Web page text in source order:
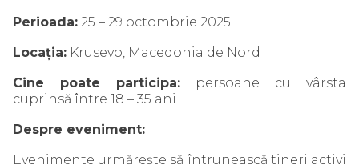
Perioada: 25 – 29 octombrie 2025
Locația: Krusevo, Macedonia de Nord
Cine poate participa: persoane cu vârsta
cuprinsă între 18 – 35 ani
Despre eveniment:
Evenimente urmărește să întrunească tineri activi